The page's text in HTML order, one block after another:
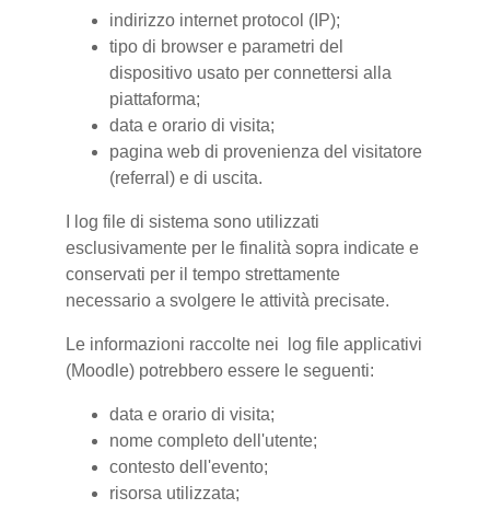
indirizzo internet protocol (IP);
tipo di browser e parametri del
dispositivo usato per connettersi alla
piattaforma;
data e orario di visita;
pagina web di provenienza del visitatore
(referral) e di uscita.
I log file di sistema sono utilizzati
esclusivamente per le finalità sopra indicate e
conservati per il tempo strettamente
necessario a svolgere le attività precisate.
Le informazioni raccolte nei log file applicativi
(Moodle) potrebbero essere le seguenti:
data e orario di visita;
nome completo dell'utente;
contesto dell'evento;
risorsa utilizzata;